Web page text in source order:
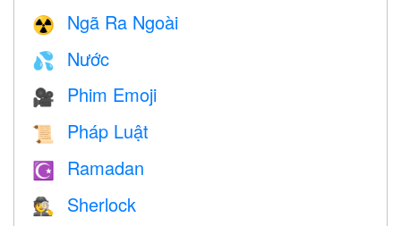
☢️ Ngã Ra Ngoài
💦 Nước
🎥 Phim Emoji
📜 Pháp Luật
☪️ Ramadan
🕵️ Sherlock